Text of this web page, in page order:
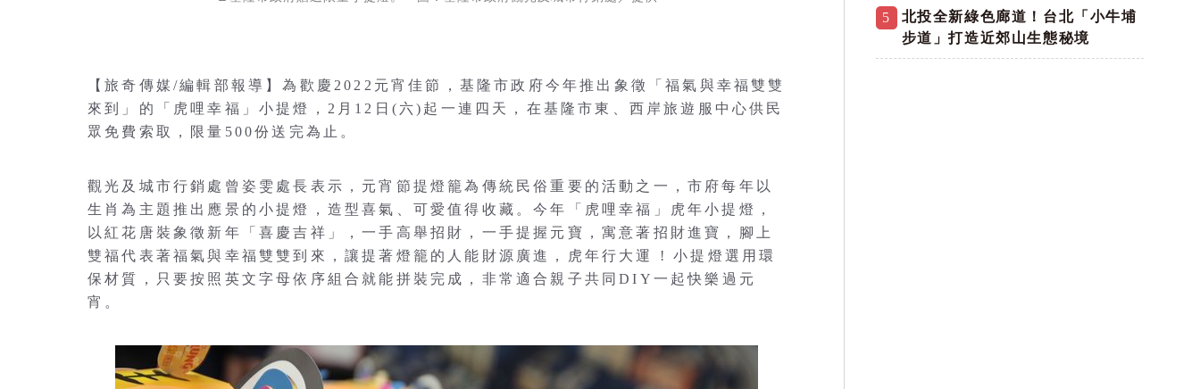
【旅奇傳媒/編輯部報導】為歡慶2022元宵佳節，基隆市政府今年推出象徵「福氣與幸福雙雙
來到」的「虎哩幸福」小提燈，2月12日(六)起一連四天，在基隆市東、西岸旅遊服中心供民
眾免費索取，限量500份送完為止。
觀光及城市行銷處曾姿雯處長表示，元宵節提燈籠為傳統民俗重要的活動之一，市府每年以
生肖為主題推出應景的小提燈，造型喜氣、可愛值得收藏。今年「虎哩幸福」虎年小提燈，
以紅花唐裝象徵新年「喜慶吉祥」，一手高舉招財，一手提握元寶，寓意著招財進寶，腳上
雙福代表著福氣與幸福雙雙到來，讓提著燈籠的人能財源廣進，虎年行大運 ! 小提燈選用環
保材質，只要按照英文字母依序組合就能拼裝完成，非常適合親子共同DIY一起快樂過元
宵。
5
北投全新綠色廊道！台北「小牛埔
步道」打造近郊山生態秘境